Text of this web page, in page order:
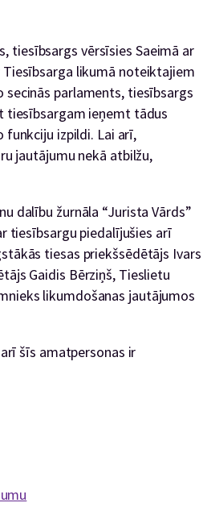
tiesībsargs vērsīsies Saeimā ar
likumā noteiktajiem
parlaments, tiesībsargs
tiesībsargam ieņemt tādus
izpildi. Lai arī,
jautājumu nekā atbilžu,
dalību žurnāla “Jurista Vārds”
tiesībsargu piedalījušies arī
tiesas priekšsēdētājs Ivars
Gaidis Bērziņš, Tieslietu
likumdošanas jautājumos
šīs amatpersonas ir